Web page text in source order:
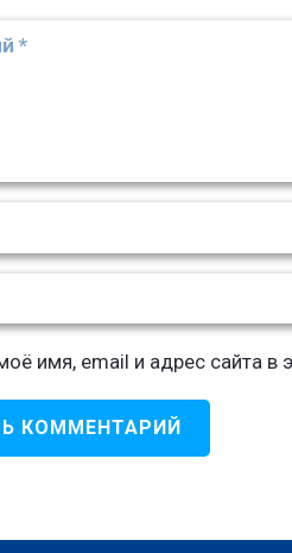
имя, email и адрес сайта
КОММЕНТАРИЙ